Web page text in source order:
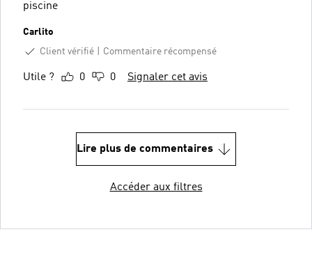
piscine
Carlito
Client vérifié
Commentaire récompensé
Utile ? 0 0 Signaler cet avis
Lire plus de commentaires
Accéder aux filtres